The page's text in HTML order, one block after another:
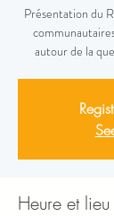
Présentation du
autour de la
Heure et lieu